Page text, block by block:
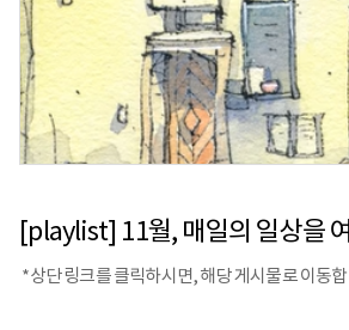
*상단 링크를 클릭하시면, 해당 게시물로 이동